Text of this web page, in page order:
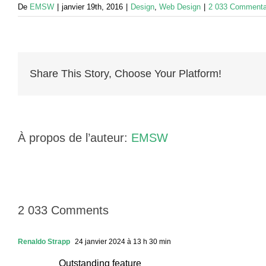
De EMSW janvier 19th, 2016 Design Web Design 2 033
Share This Story, Choose Your Platform!
À propos de l’auteur: EMSW
2 033 Comments
Renaldo Strapp 24 janvier 2024 à 13 h 30 min
Outstanding feature